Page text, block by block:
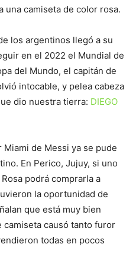
una camiseta de color rosa.
los argentinos llegó a su
en el 2022 el Mundial de
del Mundo, el capitán de
intocable, y pelea cabeza
dio nuestra tierra: DIEGO
Miami de Messi ya se pude
En Perico, Jujuy, si uno
podrá comprarla a
la oportunidad de
que está muy bien
camiseta causó tanto furor
todas en pocos